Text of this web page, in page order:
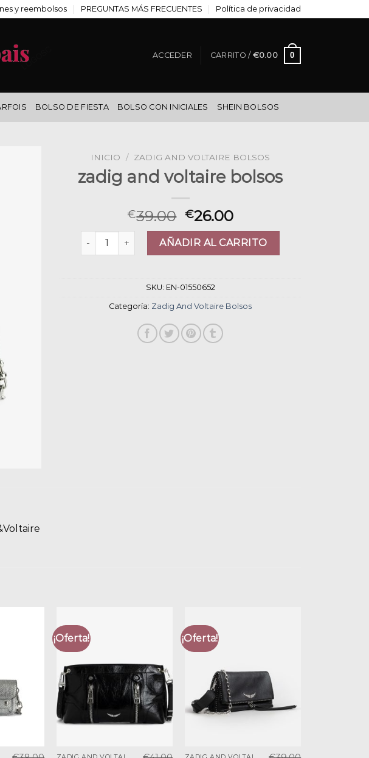
y reembolsos PREGUNTAS MÁS FRECUENTES Política de privacidad
ACCEDER CARRITO / €0.00 0
BOLSO DE FIESTA BOLSO CON INICIALES SHEIN BOLSOS
INICIO / ZADIG AND VOLTAIRE BOLSOS
zadig and voltaire bolsos
€39.00 €26.00
zadig and voltaire bolsos cantidad
AÑADIR AL CARRITO
SKU: EN-01550652
Categoría: Zadig And Voltaire Bolsos
¡Oferta! ¡Oferta!